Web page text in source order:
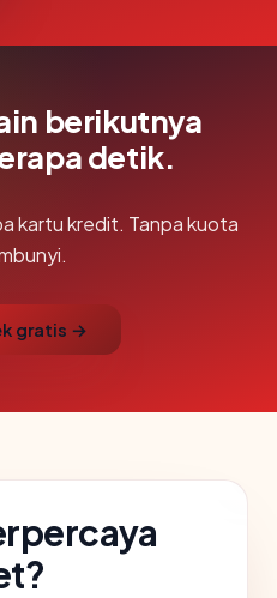
berikutnya
detik.
kartu kredit. Tanpa kuota
gratis →